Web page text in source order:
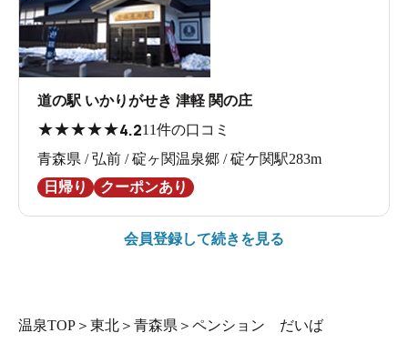
道の駅 いかりがせき 津軽 関の庄
★★★★★4.211件の口コミ
青森県 / 弘前 / 碇ヶ関温泉郷 / 碇ケ関駅283m
日帰り
クーポンあり
会員登録して続きを見る
温泉TOP ＞ 東北 ＞ 青森県 ＞ ペンション だいば